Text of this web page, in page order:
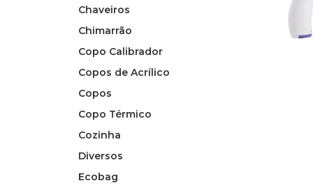
Chaveiros
Chimarrão
Copo Calibrador
Copos de Acrílico
Copos
Copo Térmico
Cozinha
Diversos
Ecobag